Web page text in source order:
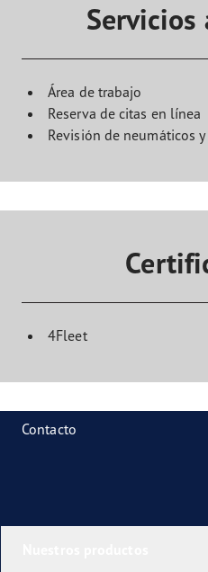
Área de trabajo
Reserva de citas en línea
Revisión de neumáticos
4Fleet
Contacto